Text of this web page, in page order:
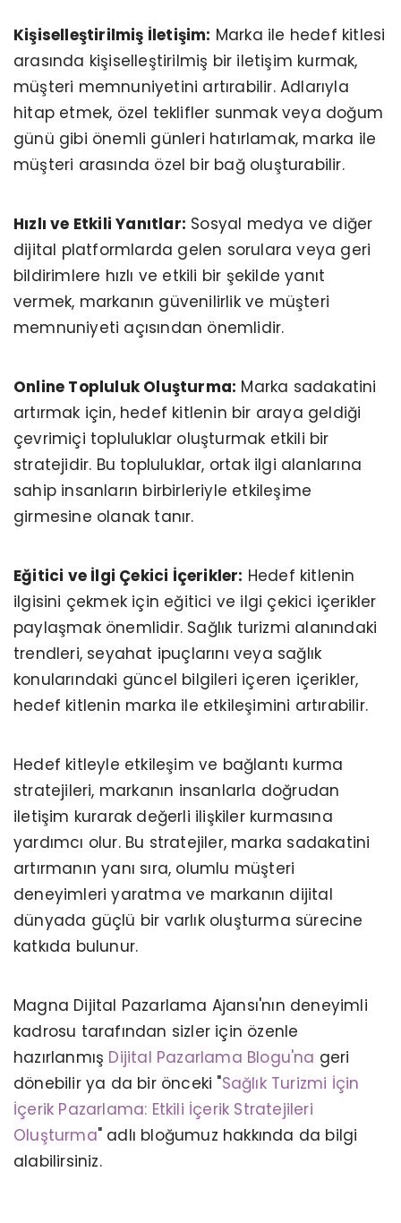
Kişiselleştirilmiş İletişim: Marka ile hedef kitlesi
arasında kişiselleştirilmiş bir iletişim kurmak,
müşteri memnuniyetini artırabilir. Adlarıyla
hitap etmek, özel teklifler sunmak veya doğum
günü gibi önemli günleri hatırlamak, marka ile
müşteri arasında özel bir bağ oluşturabilir.
Hızlı ve Etkili Yanıtlar: Sosyal medya ve diğer
dijital platformlarda gelen sorulara veya geri
bildirimlere hızlı ve etkili bir şekilde yanıt
vermek, markanın güvenilirlik ve müşteri
memnuniyeti açısından önemlidir.
Online Topluluk Oluşturma: Marka sadakatini
artırmak için, hedef kitlenin bir araya geldiği
çevrimiçi topluluklar oluşturmak etkili bir
stratejidir. Bu topluluklar, ortak ilgi alanlarına
sahip insanların birbirleriyle etkileşime
girmesine olanak tanır.
Eğitici ve İlgi Çekici İçerikler: Hedef kitlenin
ilgisini çekmek için eğitici ve ilgi çekici içerikler
paylaşmak önemlidir. Sağlık turizmi alanındaki
trendleri, seyahat ipuçlarını veya sağlık
konularındaki güncel bilgileri içeren içerikler,
hedef kitlenin marka ile etkileşimini artırabilir.
Hedef kitleyle etkileşim ve bağlantı kurma
stratejileri, markanın insanlarla doğrudan
iletişim kurarak değerli ilişkiler kurmasına
yardımcı olur. Bu stratejiler, marka sadakatini
artırmanın yanı sıra, olumlu müşteri
deneyimleri yaratma ve markanın dijital
dünyada güçlü bir varlık oluşturma sürecine
katkıda bulunur.
Magna Dijital Pazarlama Ajansı'nın deneyimli
kadrosu tarafından sizler için özenle
hazırlanmış Dijital Pazarlama Blogu'na geri
dönebilir ya da bir önceki "Sağlık Turizmi İçin
İçerik Pazarlama: Etkili İçerik Stratejileri
Oluşturma" adlı bloğumuz hakkında da bilgi
alabilirsiniz.
LOGO VE MARKALAŞMA ARASINDAKI
FARKLAR NELERDIR?